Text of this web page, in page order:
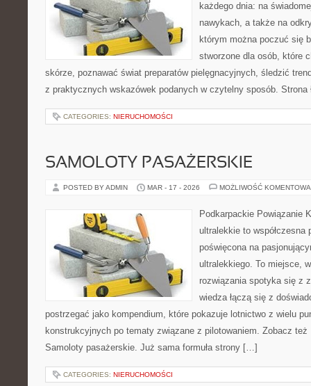
każdego dnia: na
nawykach, a także na
którym można poczuć się
stworzone dla osób, które
skórze, poznawać świat preparatów pielęgnacyjnych, śledzić
z praktycznych wskazówek podanych w czytelny sposób.
CATEGORIES: NIERUCHOMOŚCI
SAMOLOTY PASAŻERSKIE
POSTED BY ADMIN MAR - 17 - 2026 MOŻLIWOŚĆ
Podkarpackie Powiązanie
ultralekkie to
poświęcona na
ultralekkiego. To miejsce,
rozwiązania spotyka się z
wiedza łączą się z
postrzegać jako kompendium, które pokazuje lotnictwo z wielu
konstrukcyjnych po tematy związane z pilotowaniem. Zobacz
Samoloty pasażerskie. Już sama formuła strony […]
CATEGORIES: NIERUCHOMOŚCI